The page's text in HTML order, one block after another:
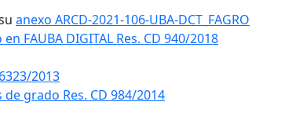
anexo ARCD-2021-106-UBA-DCT_FAGRO
FAUBA DIGITAL Res. CD 940/2018
2013
grado Res. CD 984/2014